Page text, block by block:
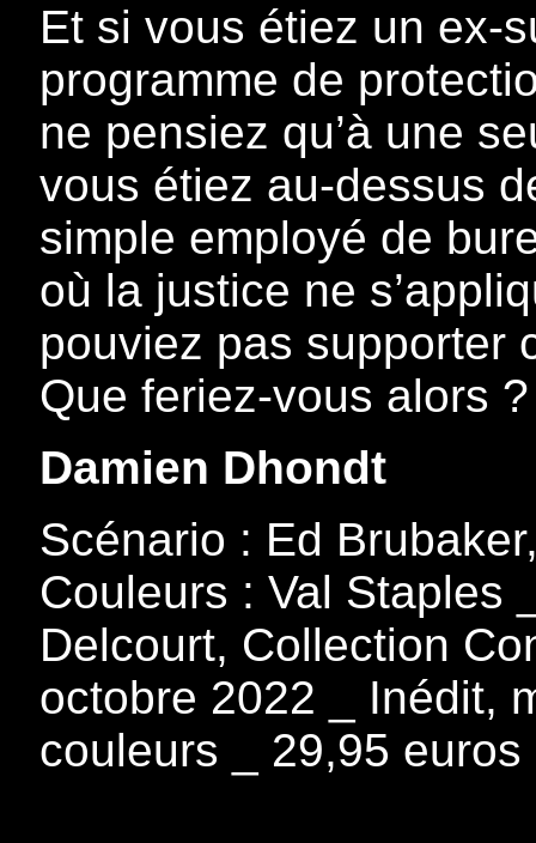
Et si vous étiez un ex-
programme de
ne pensiez qu’à une
vous étiez au-dessus
simple employé de
où la justice ne
pouviez pas supporter
Que feriez-vous alors ?
Damien Dhondt
Scénario : Ed
Couleurs : Val Staples
Delcourt, Collection
octobre 2022 _ Inédit,
couleurs _ 29,95 euros